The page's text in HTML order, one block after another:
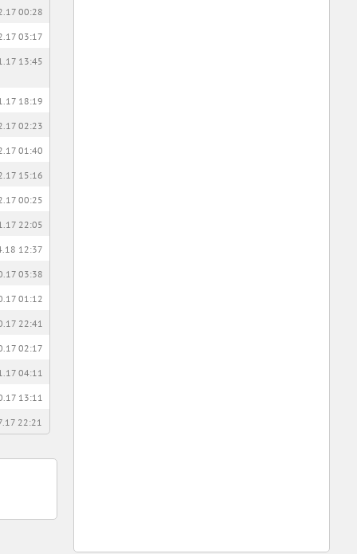
00:28
03:17
13:45
18:19
02:23
01:40
15:16
00:25
22:05
12:37
03:38
01:12
22:41
02:17
04:11
13:11
22:21